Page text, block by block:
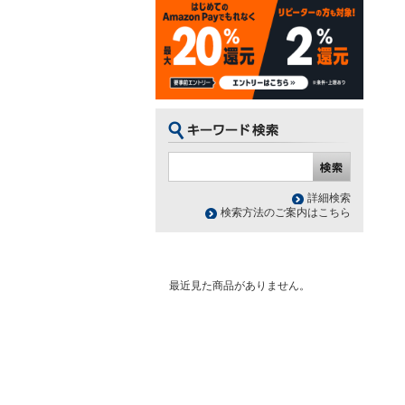
詳細検索
検索方法のご案内はこちら
最近見た商品がありません。